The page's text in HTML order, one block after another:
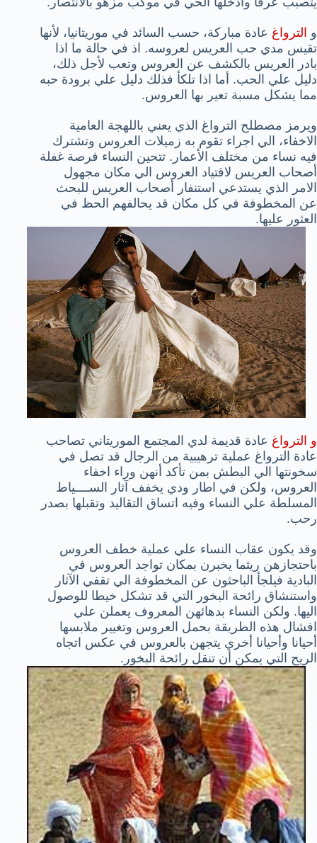
و الترواغ عادة مباركة، حسب السائد في موريتانيا، لأنها
تقيس مدي حب العريس لعروسه. اذ في حالة ما اذا
بادر العريس بالكشف عن العروس وتعب لأجل ذلك،
دليل علي الحب. أما اذا تلكأ فذلك دليل علي برودة حبه
مما يشكل مسبة تعير بها العروس.
ويرمز مصطلح الترواغ الذي يعني باللهجة العامية
الاخفاء، الي اجراء تقوم به زميلات العروس وتشترك
فيه نساء من مختلف الأعمار. تتحين النساء فرصة غفلة
أصحاب العريس لاقتياد العروس الي مكان مجهول
الامر الذي يستدعي استنفار أصحاب العريس للبحث
عن المخطوفة في كل مكان قد يحالفهم الحظ في
العثور عليها.
و الترواغ عادة قديمة لدي المجتمع الموريتاني تصاحب
عادة الترواغ عملية ترهيبية من الرجال قد تصل في
سخونتها الي البطش بمن تأكد أنهن وراء اخفاء
العروس، ولكن في اطار ودي يخفف آثار الســــياط
المسلطة علي النساء وفيه اتساق التقاليد وتقبلها بصدر
رحب.
وقد يكون عقاب النساء علي عملية خطف العروس
باحتجازهن ريثما يخبرن بمكان تواجد العروس في
البادية فيلجأ الباحثون عن المخطوفة الي تقفي الآثار
واستنشاق رائحة البخور التي قد تشكل خيطا للوصول
اليها. ولكن النساء بدهائهن المعروف يعملن علي
افشال هذه الطريقة بحمل العروس وتغيير ملابسها
أحيانا وأحيانا أخري يتجهن بالعروس في عكس اتجاه
الريح التي يمكن أن تنقل رائحة البخور.